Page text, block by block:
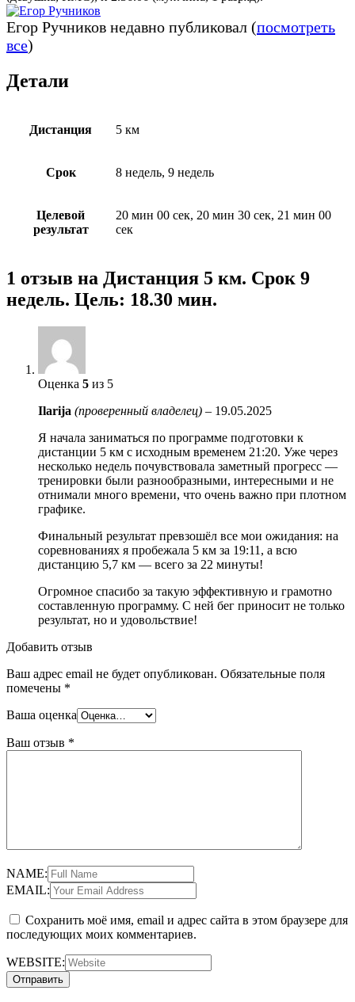
Егор Ручников недавно публиковал (посмотреть
все)
Детали
Дистанция 5 км
Срок 8 недель, 9 недель
Целевой
результат
20 мин 00 сек, 20 мин 30 сек, 21 мин 00
сек
1 отзыв на Дистанция 5 км. Срок 9
недель. Цель: 18.30 мин.
Оценка 5 из 5
Ilarija (проверенный владелец) – 19.05.2025
Я начала заниматься по программе подготовки к
дистанции 5 км с исходным временем 21:20. Уже через
несколько недель почувствовала заметный прогресс —
тренировки были разнообразными, интересными и не
отнимали много времени, что очень важно при плотном
графике.
Финальный результат превзошёл все мои ожидания: на
соревнованиях я пробежала 5 км за 19:11, а всю
дистанцию 5,7 км — всего за 22 минуты!
Огромное спасибо за такую эффективную и грамотно
составленную программу. С ней бег приносит не только
результат, но и удовольствие!
Добавить отзыв
Ваш адрес email не будет опубликован. Обязательные поля
помечены *
Ваша оценка
Ваш отзыв *
NAME:
EMAIL:
Сохранить моё имя, email и адрес сайта в этом браузере для
последующих моих комментариев.
WEBSITE: